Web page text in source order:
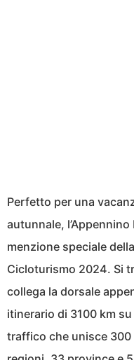
Perfetto per una
autunnale,
menzione speciale
Cicloturismo 2024. Si
collega la dorsale
itinerario di 3100 km
traffico che unisce